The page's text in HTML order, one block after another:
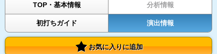
TOP・基本情報 分析情報
初打ちガイド 演出情報
お気に入りに追加